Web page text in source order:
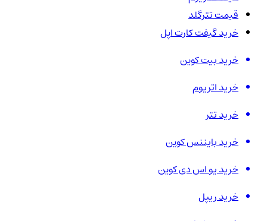
قیمت تترگلد
خرید گیفت کارت اپل
خرید بیت کوین
خرید اتریوم
خرید تتر
خرید بایننس کوین
خرید یو اس دی کوین
خرید ریپل